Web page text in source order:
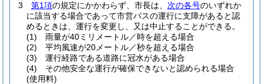
3
第1項の規定にかかわらず、市長は、 次の各号のいずれか
に該当する場合であって市営バスの運行に支障があると認
めるときは、運行を変更し、又は中止することができる。
(1)
雨量が40ミリメートル／時を超える場合
(2)
平均風速が20メートル／秒を超える場合
(3)
運行経路である道路に冠水がある場合
(4)
その他安全な運行が確保できないと認められる場合
(使用料)